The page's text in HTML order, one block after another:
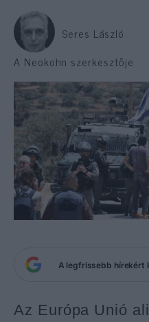
Seres László
A Neokohn szerkesztője
A legfrissebb hírekért
Az Európa Unió